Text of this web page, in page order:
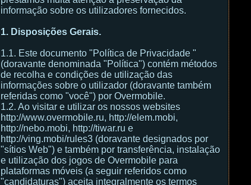
informação sobre os utilizadores fornecidos.
1. Disposições Gerais.
1.1. Este documento "Política de Privacidade "
(doravante denominada "Política") contém métodos
de recolha e condições de utilização das
informações sobre o utilizador (doravante também
referidas como "você") por Overmobile.
1.2. Ao visitar e utilizar os nossos websites
http://www.overmobile.ru, http://elem.mobi,
http://nebo.mobi, http://tiwar.ru e
http://ving.mobi/rules3 (doravante designados por
"sítios Web") e também por transferência, instalação
e utilização dos jogos de Overmobile para
plataformas móveis (a seguir referidos como
"candidaturas") aceita integralmente os termos